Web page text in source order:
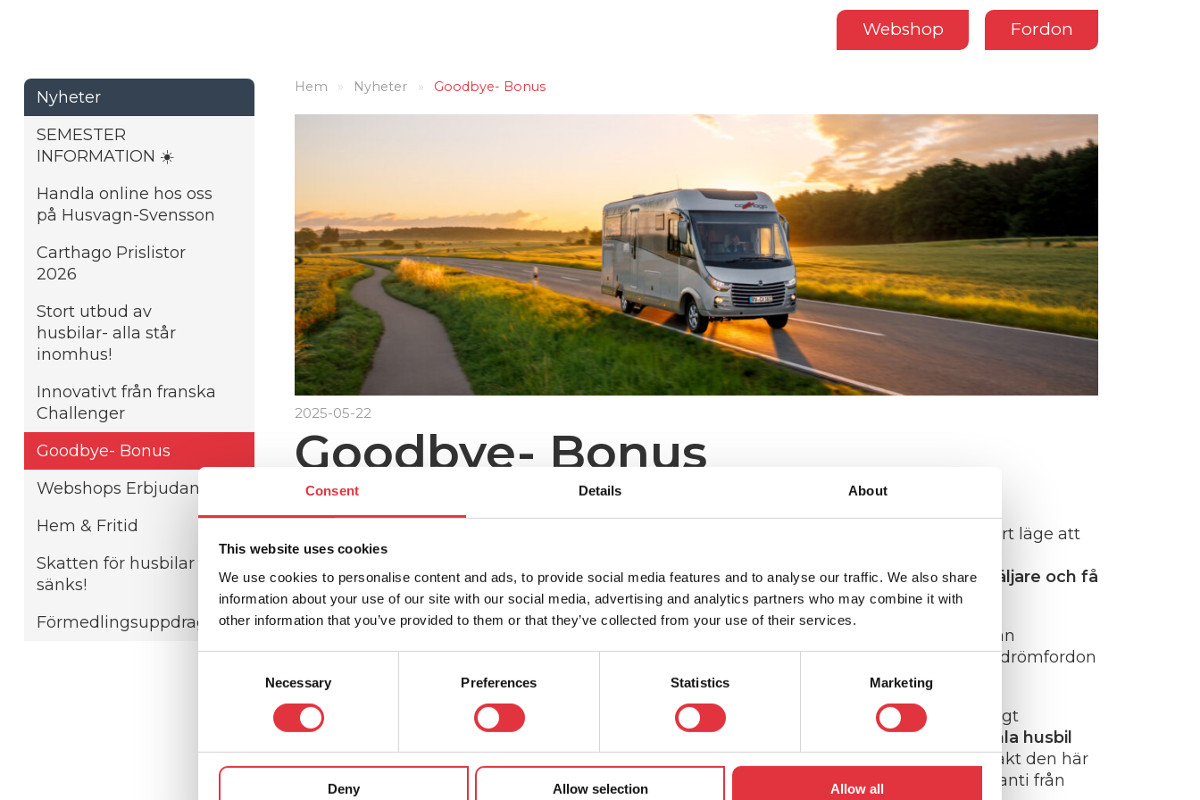
Consent Details About
This website uses cookies
We use cookies to personalise content and ads, to provide social media features and to analyse our traffic. We also share
information about your use of our site with our social media, advertising and analytics partners who may combine it with
other information that you’ve provided to them or that they’ve collected from your use of their services.
Necessary Preferences Statistics Marketing
Deny Allow selection Allow all
Webshop Fordon
Nyheter
SEMESTER
INFORMATION ☀️
Handla online hos oss
på Husvagn-Svensson
Carthago Prislistor
2026
Stort utbud av
husbilar- alla står
inomhus!
Innovativt från franska
Challenger
Goodbye- Bonus
Webshops Erbjudande
Hem & Fritid
Skatten för husbilar
sänks!
Förmedlingsuppdrag
Hem » Nyheter » Goodbye- Bonus
2025-05-22
Goodbye- Bonus
Ska jag, ska jag inte? Ska jag, ska jag inte?
Har du funderat på att köpa en ny Carthago-husbil? Då är timmen slagen, nu är helt klart läge att
slå till!
Från den 15 maj till den 31 maj 2025 kan du byta ut ditt fordon hos din lokala återförsäljare och få
en Goodbye-bonus. Det här är ett erbjudande som bara gäller en gång i livet!
Och eftersom detta verkligen inte är nog, lägger vi på en 5-årig garanti* (2 års garanti från
tillverkaren och 3 års tilläggsgaranti) till din nya älskling. Du ska ju ha glädje av ditt nya drömfordon
under en riktigt lång tid.
En ny Carthago-husbil av årsmodell 2025 till exklusivt specialpris – hur går det till? Väldigt
enkelt.
När du köper en ny Carthago-modell ger vi dig en Goodbye bonus för din gamla husbil
och dessutom 3 års tilläggsgaranti.Det betyder att priset på ditt fordon sänks med exakt den här
summan och din nya älskling har från första början en exklusiv 5-årig garanti* (2 års garanti från